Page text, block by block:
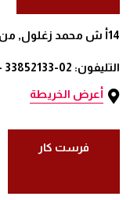
14أ ش محمد زغلول, من ش زغلول ميشيل, الهرم
التليفون: 02-33852133 - 02-33826923
أعرض الخريطة
فرست كار